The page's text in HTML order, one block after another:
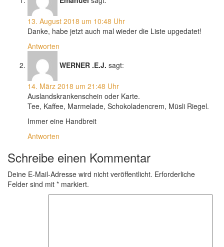
13. August 2018 um 10:48 Uhr
Danke, habe jetzt auch mal wieder die Liste upgedatet!
Antworten
WERNER .E.J. sagt:
14. März 2018 um 21:48 Uhr
Auslandskrankenschein oder Karte.
Tee, Kaffee, Marmelade, Schokoladencrem, Müsli Riegel.
Immer eine Handbreit
Antworten
Schreibe einen Kommentar
Deine E-Mail-Adresse wird nicht veröffentlicht. Erforderliche
Felder sind mit * markiert.